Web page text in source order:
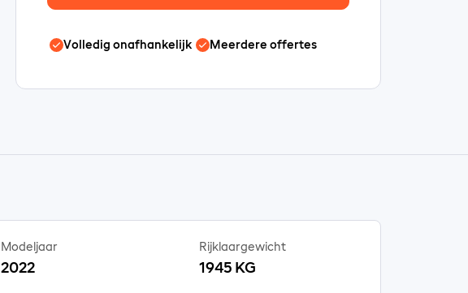
Volledig onafhankelijk Meerdere offertes
Modeljaar
2022
Rijklaargewicht
1945 KG